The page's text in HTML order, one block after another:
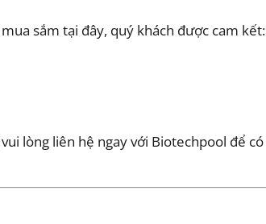
sắm tại đây, quý khách được cam kết:
lòng liên hệ ngay với Biotechpool để có